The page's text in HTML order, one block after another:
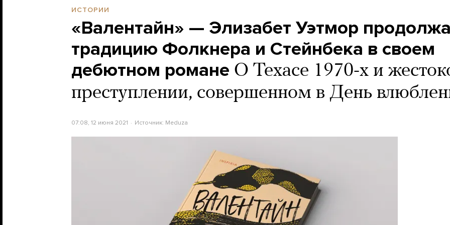
ИСТОРИИ
«Валентайн» — Элизабет Уэтмор
традицию Фолкнера и Стейнбека в своем
дебютном романе О Техасе 1970-х и
преступлении, совершенном в День
07:08, 12 июня 2021 Источник: Meduza